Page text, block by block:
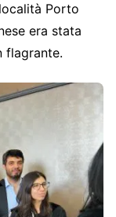
Porto
era stata
flagrante.